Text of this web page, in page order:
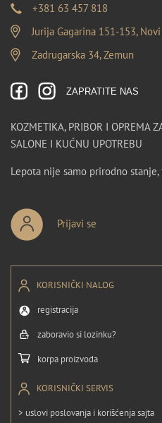
+381 63 457 818
Jurija Gagarina 151-153,
Zadrugarska 34, Zemun
ZAPRATITE NAS
KOZMETIKA, PRIBOR I OPREMA
SALONE I KUĆNU UPOTREBU
Lepota nije samo prirodno
Prijavi se
KORISNIČKI NALOG
registracija
zaboravio si lozinku?
korpa proizvoda
KORISNIČKI SERVIS
> uslovi poslovanja i korišćenja sajta